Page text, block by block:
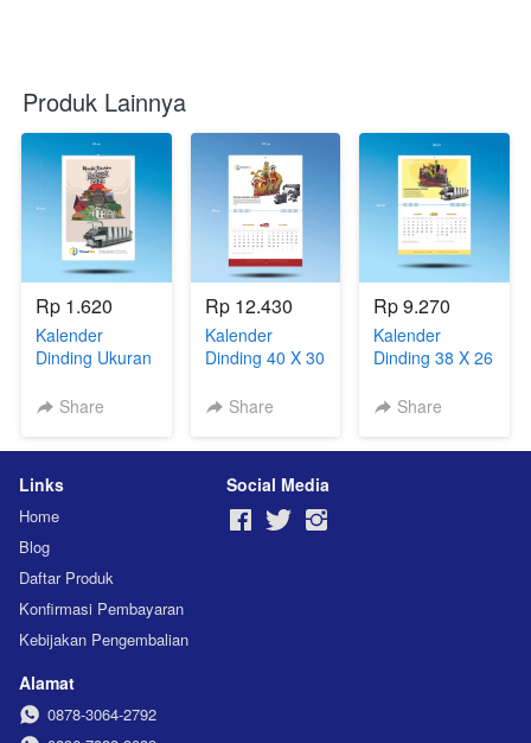
Produk Lainnya
Rp 1.620
Kalender
Dinding Ukuran
KlipSeng
Share
Rp 12.430
Kalender
Dinding 40 X 30
Share
Rp 9.270
Kalender
Dinding 38 X 26
Share
Links
Home
Blog
Daftar Produk
Konfirmasi Pembayaran
Kebijakan Pengembalian
Social Media
Alamat
0878-3064-2792